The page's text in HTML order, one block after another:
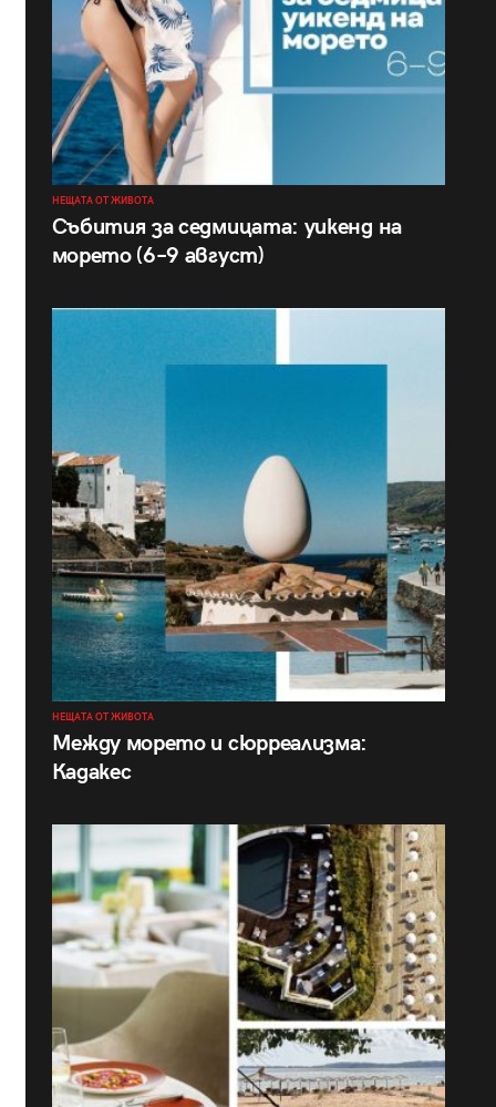
НЕЩАТА ОТ ЖИВОТА
Събития за седмицата: уикенд на
морето (6–9 август)
НЕЩАТА ОТ ЖИВОТА
Между морето и сюрреализма:
Кадакес